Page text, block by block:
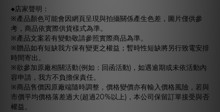
◆店家聲明：
※產品顏色可能會因網頁呈現與拍攝關係產生色差，圖片僅供參
考，商品依實際供貨樣式為準。
※產品文案若有變動敬請參照實際商品為準。
※贈品如有短缺我方保有變更之權益；暫時性短缺將另行致電安排
時間寄出。
※欲參加原廠相關活動(例如：回函活動)，如遇逾期或未依活動內
容申請，我方不負擔保責任。
※商品售價因原廠端隨時調整，價格變價亦有輸入價格風險，若與
市價平均價格落差過大(超過20%以上)，本公司保留訂單接受與否
權益。